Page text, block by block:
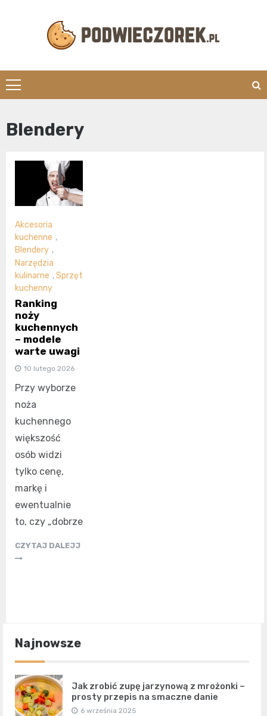
Blendery
Akcesoria
kuchenne ,
Blendery ,
Narzędzia
kulinarne ,Sprzęt
kuchenny
Ranking
noży
kuchennych
– modele
warte uwagi
10 lutego 2026
Przy wyborze
noża
kuchennego
większość
osób widzi
tylko cenę,
markę i
ewentualnie
to, czy „dobrze
CZYTAJ DALEJJ
Najnowsze
Jak zrobić zupę jarzynową z mrożonki –
prosty przepis na smaczne danie
6 września 2025